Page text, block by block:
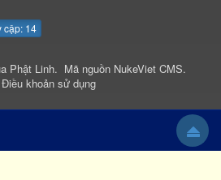
cập: 14
Phật Linh. Mã nguồn NukeViet CMS.
Điều khoản sử dụng